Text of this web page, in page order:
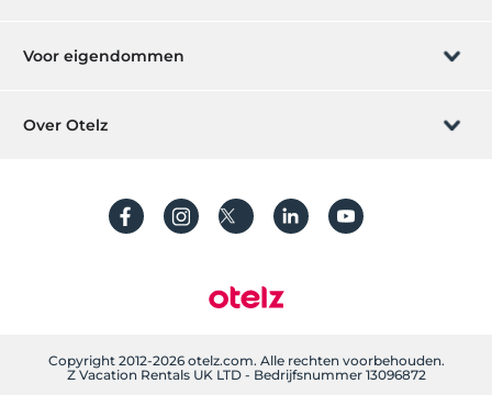
Veelgestelde vragen
Cadeaubon
Account aanmaken
Voor eigendommen
Plaats uw hotel
Over Otelz
Algemene voorwaarden
Toelichtingstekst
Copyright 2012-2026 otelz.com. Alle rechten voorbehouden.
Z Vacation Rentals UK LTD - Bedrijfsnummer 13096872